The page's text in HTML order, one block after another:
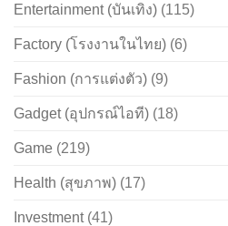
Entertainment (บันเทิง) (115)
Factory (โรงงานในไทย) (6)
Fashion (การแต่งตัว) (9)
Gadget (อุปกรณ์ไอที) (18)
Game (219)
Health (สุขภาพ) (17)
Investment(41)